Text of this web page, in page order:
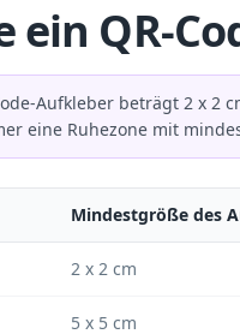
ein QR-
Aufkleber beträgt 2 x 2
eine Ruhezone mit
Mindestgröße des
2 x 2 cm
5 x 5 cm